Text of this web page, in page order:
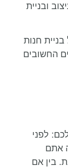
ובניית
חנות
החשובים
לפני
אתם
בין אם